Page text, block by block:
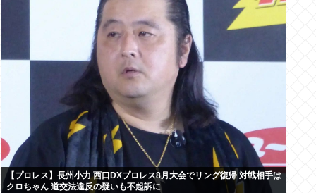
【プロレス】長州小力 西口DXプロレス8月大会でリング復帰 対戦相手は
クロちゃん 道交法違反の疑いも不起訴に